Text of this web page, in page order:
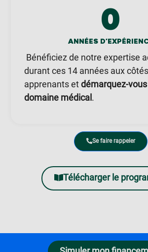
0
ANNÉES
Bénéficiez de notre expertise
durant ces 14 années aux
apprenants etdémarquez-
domaine médical .
Se faire rappeler
Télécharger le